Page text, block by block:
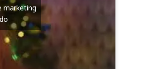
marketing